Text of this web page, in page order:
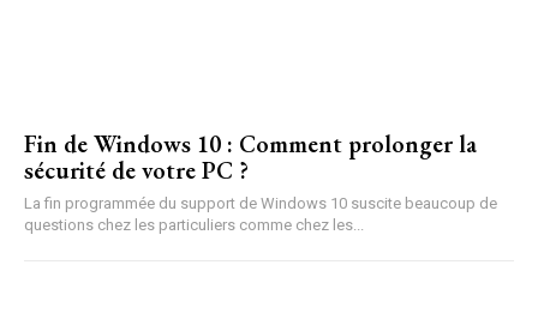
Fin de Windows 10 : Comment prolonger la
sécurité de votre PC ?
La fin programmée du support de Windows 10 suscite beaucoup de
questions chez les particuliers comme chez les...